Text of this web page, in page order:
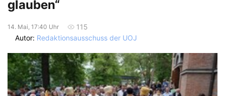
glauben“
14. Mai, 17:40 Uhr
115
Autor: Redaktionsausschuss der UOJ